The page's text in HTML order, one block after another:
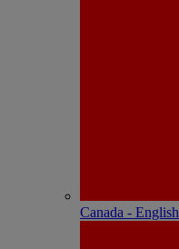
Canada - English